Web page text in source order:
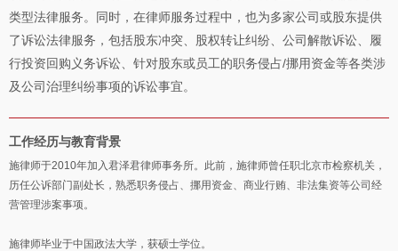
类型法律服务。同时，在律师服务过程中，也为多家公司或股东提供
了诉讼法律服务，包括股东冲突、股权转让纠纷、公司解散诉讼、履
行投资回购义务诉讼、针对股东或员工的职务侵占/挪用资金等各类涉
及公司治理纠纷事项的诉讼事宜。
工作经历与教育背景
施律师于2010年加入君泽君律师事务所。此前，施律师曾任职北京市检察机关，
历任公诉部门副处长，熟悉职务侵占、挪用资金、商业行贿、非法集资等公司经
营管理涉案事项。
施律师毕业于中国政法大学，获硕士学位。